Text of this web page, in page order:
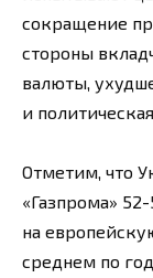
сокращение
стороны
валюты,
и
Отметим, что
«Газпрома»
на
среднем по